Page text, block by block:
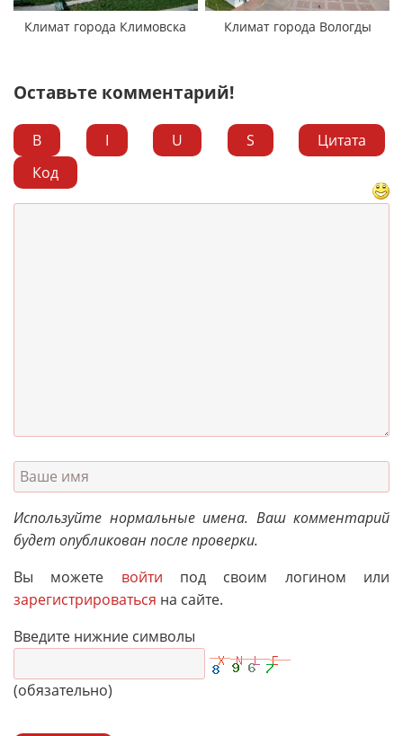
Климат города Климовска Климат города Вологды
Оставьте комментарий!
B I U S
Цитата
Код
Используйте нормальные имена. Ваш комментарий
будет опубликован после проверки.
Вы можете войти под своим логином или
зарегистрироваться на сайте.
Введите нижние символы
(обязательно)